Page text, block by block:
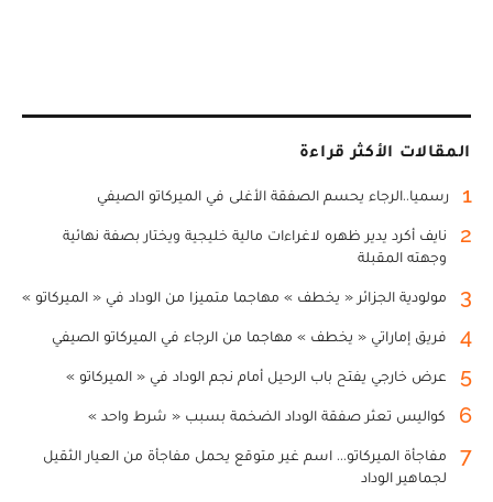
المقالات الأكثر قراءة
1 رسميا..الرجاء يحسم الصفقة الأغلى في الميركاتو الصيفي
2
نايف أكرد يدير ظهره لاغراءات مالية خليجية ويختار بصفة نهائية
وجهته المقبلة
3 مولودية الجزائر « يخطف » مهاجما متميزا من الوداد في « الميركاتو »
4 فريق إماراتي « يخطف » مهاجما من الرجاء في الميركاتو الصيفي
5 عرض خارجي يفتح باب الرحيل أمام نجم الوداد في « الميركاتو »
6 كواليس تعثر صفقة الوداد الضخمة بسبب « شرط واحد »
7
مفاجأة الميركاتو... اسم غير متوقع يحمل مفاجأة من العيار الثقيل
لجماهير الوداد